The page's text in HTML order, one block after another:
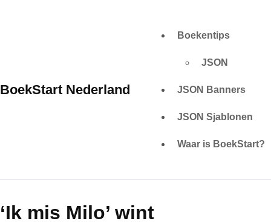
BoekStart Nederland
Boekentips
JSON
JSON Banners
JSON Sjablonen
Waar is BoekStart?
‘Ik mis Milo’ wint